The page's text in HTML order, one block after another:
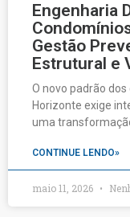
Engenharia
Gestão
Estrutural e
O novo padrão
Horizonte exige
uma
CONTINUE LENDO»
maio 11, 2026